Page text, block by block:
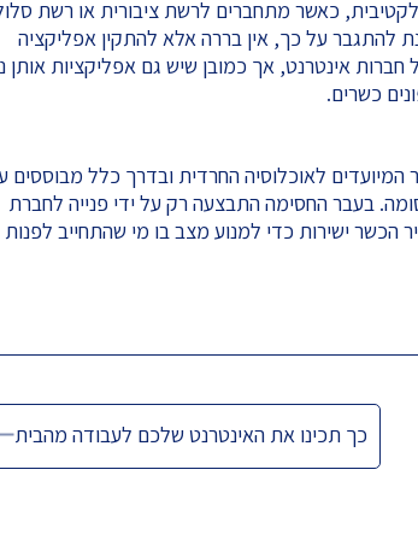
כאשר מתחברים לרשת ציבורית או רשת
להתגבר על כך, אין בררה אלא להתקין אפליקציה
אינטרנט, אך כמובן שיש גם אפליקציות אותן
כשרים.
המיועדים לאוכלוסיה החרדית ובדרך כלל מבוססים
בעבר החסימה התבצעה רק על ידי פנייה לחברת
ישירות כדי למנוע מצב בו מי שהתחייב לפנות
כך תכינו את האינטרנט שלכם לעבודה מהבית